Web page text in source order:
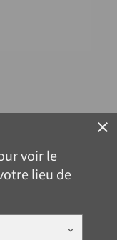
close
voir le
lieu de
keyboard_arrow_down